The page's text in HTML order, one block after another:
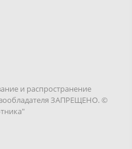
и распространение
ЗАПРЕЩЕНО. ©